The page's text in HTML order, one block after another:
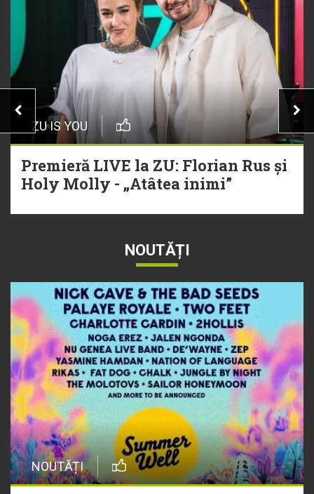
ZU IS YOU
Premieră LIVE la ZU: Florian Rus și
Holy Molly - „Atâtea inimi”
NOUTĂȚI
NOUTĂȚI